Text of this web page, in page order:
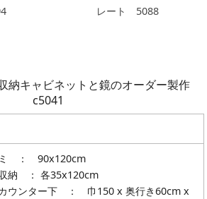
レート 5088
納キャビネットと鏡のオーダー製作
c5041
： 90x120cm
納 ： 各35x120cm
ウンター下 ： 巾150 x 奥行き60cm x